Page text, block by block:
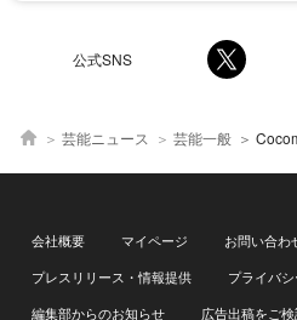
公式SNS
芸能ニュース 芸能一般 Cocomi、母
会社概要 マイページ
お問い合わ
プレスリリース・情報提供
プライバ
編集部からのお知らせ
広告出稿をご